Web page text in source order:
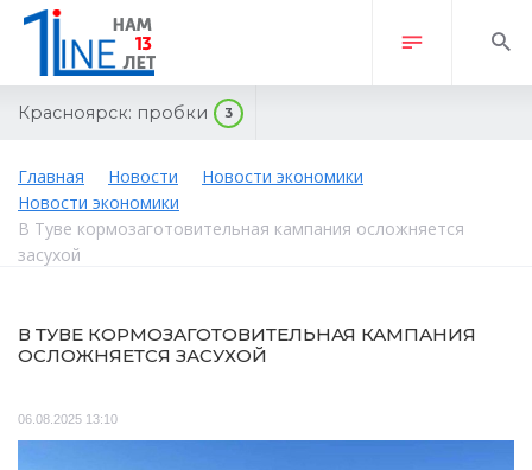
Красноярск: пробки 3
Главная Новости
Новости экономики
Новости экономики
В Туве кормозаготовительная кампания осложняется
засухой
В ТУВЕ КОРМОЗАГОТОВИТЕЛЬНАЯ КАМПАНИЯ
ОСЛОЖНЯЕТСЯ ЗАСУХОЙ
06.08.2025 13:10